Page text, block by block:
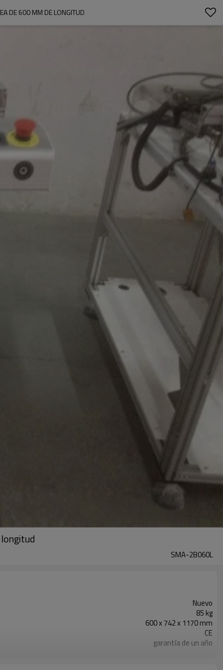
DE 600 MM DE LONGITUD
SMA-2B060L
Nuevo
85 kg
600 x 742 x 1170 mm
CE
garantía de un año